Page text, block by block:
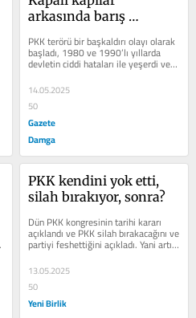
arkasında barış
PKK terörü bir başkaldırı olayı olarak
başladı, 1980 ve 1990’lı yıllarda
devletin ciddi hataları ile yeşerdi ve
14.05.2025
50
Gazete
Damga
PKK kendini yok etti,
silah bırakıyor, sonra?
Dün PKK kongresinin tarihi kararı
açıklandı ve PKK silah bırakacağını ve
partiyi feshettiğini açıkladı. Yani artık
PKK terörü sona...
13.05.2025
50
Yeni Birlik